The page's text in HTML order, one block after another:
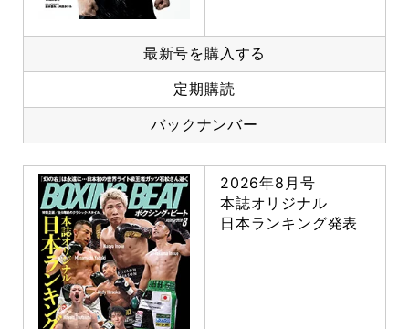
最新号を購入する
定期購読
バックナンバー
2026年8月号
本誌オリジナル
日本ランキング発表